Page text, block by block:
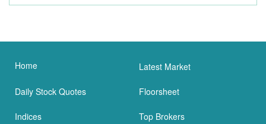
Home Latest Market
Daily Stock Quotes Floorsheet
Indices Top Brokers